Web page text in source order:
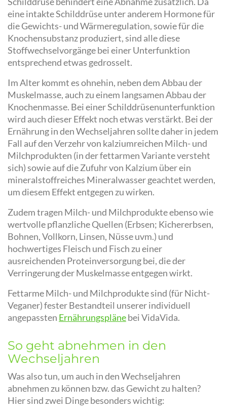
eine intakte Schilddrüse unter anderem Hormone für
die Gewichts- und Wärmeregulation, sowie für die
Knochensubstanz produziert, sind alle diese
Stoffwechselvorgänge bei einer Unterfunktion
entsprechend etwas gedrosselt.
Im Alter kommt es ohnehin, neben dem Abbau der
Muskelmasse, auch zu einem langsamen Abbau der
Knochenmasse. Bei einer Schilddrüsenunterfunktion
wird auch dieser Effekt noch etwas verstärkt. Bei der
Ernährung in den Wechseljahren sollte daher in jedem
Fall auf den Verzehr von kalziumreichen Milch- und
Milchprodukten (in der fettarmen Variante versteht
sich) sowie auf die Zufuhr von Kalzium über ein
mineralstoffreiches Mineralwasser geachtet werden,
um diesem Effekt entgegen zu wirken.
Zudem tragen Milch- und Milchprodukte ebenso wie
wertvolle pflanzliche Quellen (Erbsen; Kichererbsen,
Bohnen, Vollkorn, Linsen, Nüsse uvm.) und
hochwertiges Fleisch und Fisch zu einer
ausreichenden Proteinversorgung bei, die der
Verringerung der Muskelmasse entgegen wirkt.
Fettarme Milch- und Milchprodukte sind (für Nicht-
Veganer) fester Bestandteil unserer individuell
angepassten Ernährungsplänebei VidaVida.
So geht abnehmen in den
Wechseljahren
Was also tun, um auch in den Wechseljahren
abnehmen zu können bzw. das Gewicht zu halten?
Hier sind zwei Dinge besonders wichtig: